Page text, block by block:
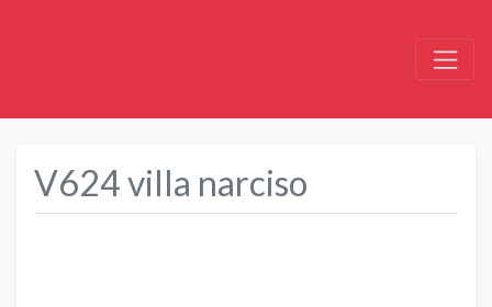
V624 villa narciso